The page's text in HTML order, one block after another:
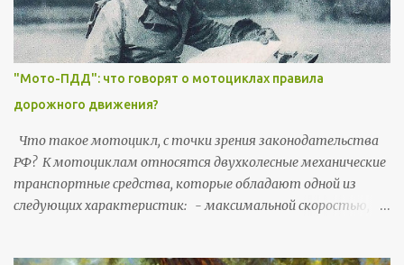
Казалось бы - обычная статистика, но «угол зрения» очень
полезный для понимания мото-уязвимостей и мото-
рисков. Цитаты из англоязычных источников будут
выделяться курсивом . Согласно статистике собранной в
Великобритании в 2015 году: - мотоциклы проезжают
всего 1% от совокупного транспортного ежегодного
пробега, но 21% смертей в ДТП приходится на
мотоциклистов; - мотоциклисты в 50 раз чаще
автомобилистов подвергаются опасности погибнуть или
серьезно травмироваться; - мотоциклисты в 13 раз чаще
"Мото-ПДД": что говорят о мотоциклах правила
дорожного движения?
Что такое мотоцикл, с точки зрения законодательства
РФ? К мотоциклам относятся двухколесные механические
транспортные средства, которые обладают одной из
следующих характеристик: - максимальной скоростью,